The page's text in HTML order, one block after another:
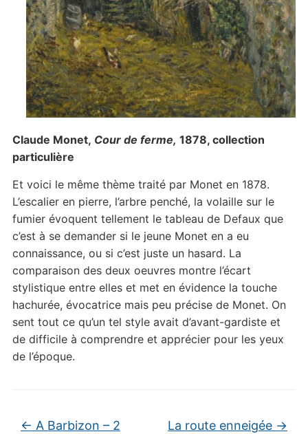
Claude Monet, Cour de ferme, 1878, collection
particulière
Et voici le même thème traité par Monet en 1878.
L’escalier en pierre, l’arbre penché, la volaille sur le
fumier évoquent tellement le tableau de Defaux que
c’est à se demander si le jeune Monet en a eu
connaissance, ou si c’est juste un hasard. La
comparaison des deux oeuvres montre l’écart
stylistique entre elles et met en évidence la touche
hachurée, évocatrice mais peu précise de Monet. On
sent tout ce qu’un tel style avait d’avant-gardiste et
de difficile à comprendre et apprécier pour les yeux
de l’époque.
← A Barbizon – 2 La route enneigée →